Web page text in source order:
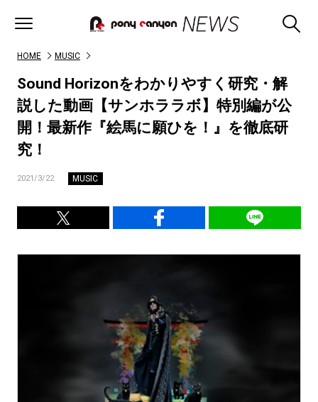
HOME MUSIC
Sound Horizonをわかりやすく研究・解
説した動画【サンホララボ】特別編が公
開！最新作『絵馬に願ひを！』を徹底研
究！
2021/3/22 MUSIC